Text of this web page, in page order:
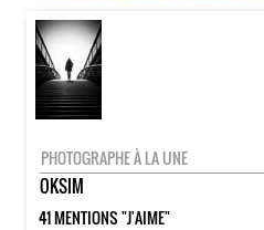
PHOTOGRAPHE À LA UNE
OKSIM
41 MENTIONS "J'AIME"